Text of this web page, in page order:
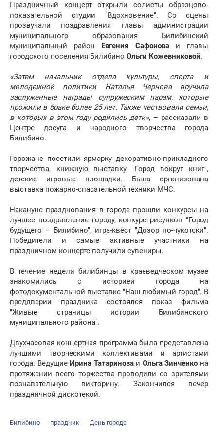
Праздничный концерт открыли солисты образцово-
показательной студии "Вдохновение". Со сцены
прозвучали поздравления главы администрации
муниципального образования Билибинский
муниципальный район
Евгения Сафоноваи главы
городского поселения Билибино Ольги Кожевниковой.
«Затем начальник отдела культуры, спорта и
молодежной политики Наталья Чернова вручила
заслуженные награды супружеским парам, которые
прожили в браке более 25 лет. Также чествовали семьи,
в которых в этом году родились дети», – рассказали в
Центре досуга и народного творчества города
Билибино.
Горожане посетили ярмарку декоративно-прикладного
творчества, книжную выставку "Город вокруг книг",
детские игровые площадки. Была организована
выставка пожарно-спасательной техники МЧС.
Накануне празднования в городе прошли конкурсы на
лучшее поздравление городу, конкурс рисунков "Город
будущего – Билибино", игра-квест "Дозор по-чукотски".
Победители и самые активные участники на
праздничном концерте получили сувениры.
В течение недели билибинцы в краеведческом музее
знакомились с историей города на
фотодокументальной выставке "Наш любимый город". В
преддверии праздника состоялся показ фильма
"Живые страницы истории Билибинского
муниципального района".
Двухчасовая концертная программа была представлена
лучшими творческими коллективами и артистами
города. Ведущие Ирина Татариноваи Ольга Зинченко на
протяжении всего торжества проводили со зрителями
познавательную викторину. Закончился вечер
праздничной дискотекой.
Билибино праздник День города